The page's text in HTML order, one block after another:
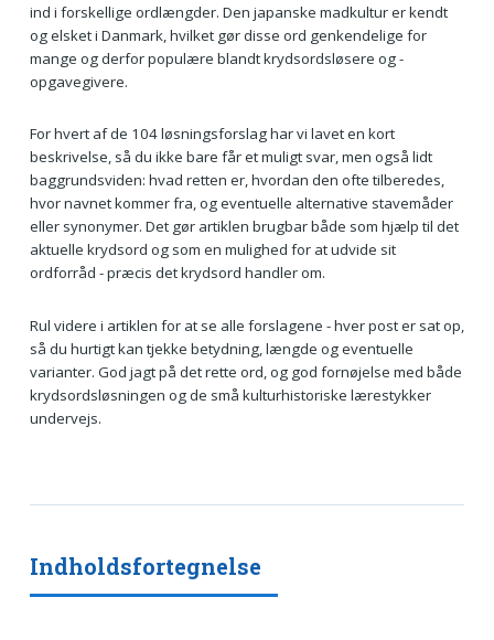
ind i forskellige ordlængder. Den japanske madkultur er kendt
og elsket i Danmark, hvilket gør disse ord genkendelige for
mange og derfor populære blandt krydsordsløsere og -
opgavegivere.
For hvert af de 104 løsningsforslag har vi lavet en kort
beskrivelse, så du ikke bare får et muligt svar, men også lidt
baggrundsviden: hvad retten er, hvordan den ofte tilberedes,
hvor navnet kommer fra, og eventuelle alternative stavemåder
eller synonymer. Det gør artiklen brugbar både som hjælp til det
aktuelle krydsord og som en mulighed for at udvide sit
ordforråd - præcis det krydsord handler om.
Rul videre i artiklen for at se alle forslagene - hver post er sat op,
så du hurtigt kan tjekke betydning, længde og eventuelle
varianter. God jagt på det rette ord, og god fornøjelse med både
krydsordsløsningen og de små kulturhistoriske lærestykker
undervejs.
Indholdsfortegnelse